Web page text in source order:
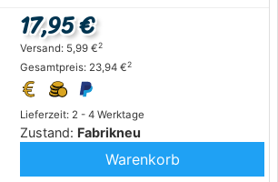
Lieferzeit: 2 - 4 Werktage
Zustand: Fabrikneu
17,95 €
Versand: 5,99 €2
Gesamtpreis: 23,94 €2
Warenkorb